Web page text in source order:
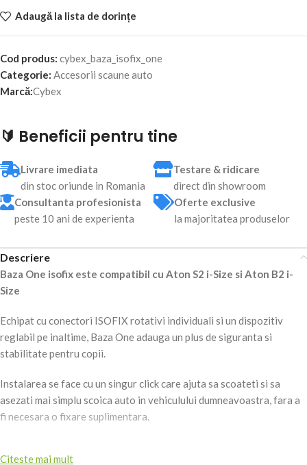
Adaugă la lista de dorințe
Cod produs: cybex_baza_isofix_one
Categorie: Accesorii scaune auto
Marcă:Cybex
🔰 Beneficii pentru tine
Livrare imediata
din stoc oriunde in Romania
Testare & ridicare
direct din showroom
Consultanta profesionista
peste 10 ani de experienta
Oferte exclusive
la majoritatea produselor
Descriere
Baza One isofix este compatibil cu Aton S2 i-Size si Aton B2 i-
Size
Echipat cu conectori ISOFIX rotativi individuali si un dispozitiv
reglabil pe inaltime, Baza One adauga un plus de siguranta si
stabilitate pentru copii.
Instalarea se face cu un singur click care ajuta sa scoateti si sa
asezati mai simplu scoica auto in vehiculului dumneavoastra, fara a
fi necesara o fixare suplimentara.
Citeste mai mult